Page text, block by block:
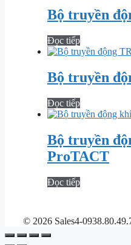
Bộ truyền
Đọc tiếp
Bộ truyền
Đọc tiếp
Bộ truyền
ProTACT
Đọc tiếp
© 2026 Sales4-